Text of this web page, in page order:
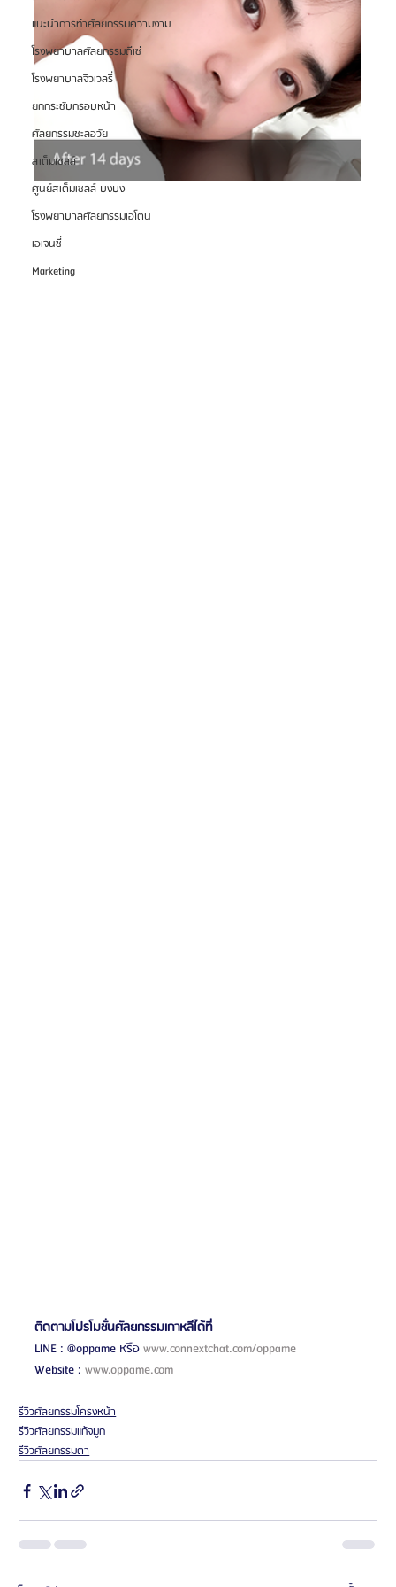
แนะนำการทำศัลยกรรมความงาม
โรงพยาบาลศัลยกรรมดีเซ่
โรงพยาบาลจิวเวลรี่
ยกกระชับกรอบหน้า
ศัลยกรรมชะลอวัย
สเต็มเซลล์
ศูนย์สเต็มเซลล์ บงบง
โรงพยาบาลศัลยกรรมเอโตน
เอเจนซี่
Marketing
ติดตามโปรโมชั่นศัลยกรรมเกาหลีได้ที่
LINE : @oppame หรือ www.connextchat.com/oppame
Website : www.oppame.com
รีวิวศัลยกรรมโครงหน้า
รีวิวศัลยกรรมแก้จมูก
รีวิวศัลยกรรมตา